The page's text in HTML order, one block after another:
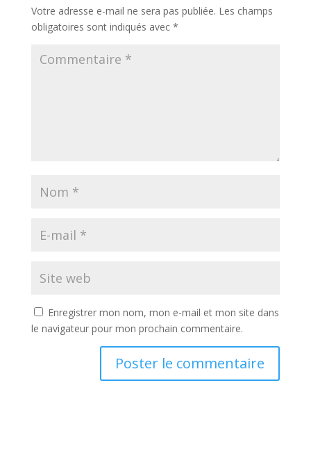
Votre adresse e-mail ne sera pas publiée. Les champs
obligatoires sont indiqués avec *
Enregistrer mon nom, mon e-mail et mon site dans
le navigateur pour mon prochain commentaire.